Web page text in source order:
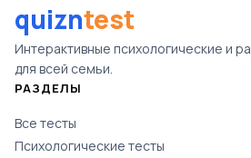
quizntest
Интерактивные психологические и
для всей семьи.
РАЗДЕЛЫ
Все тесты
Психологические тесты